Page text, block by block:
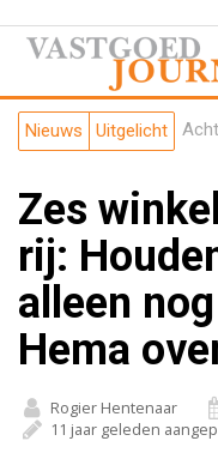
Nieuws Uitgelicht
Zes
rij:
alleen
Hema
Rogier Hentenaar
11 jaar geleden